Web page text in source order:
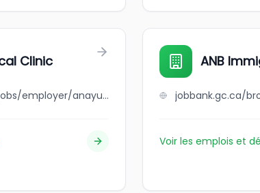
Clinic
jobbank.gc.ca/browsejobs/employer/anayurt+medical+clinic/ca
ANB
Voir les emplois et